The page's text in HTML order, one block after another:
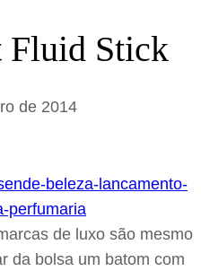
Stick
de 2014
de luxo são mesmo
da bolsa um batom com